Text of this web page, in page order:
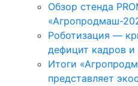
Обзор стенда
«Агропродмаш-
Роботизация —
дефицит кадров
Итоги
представляет